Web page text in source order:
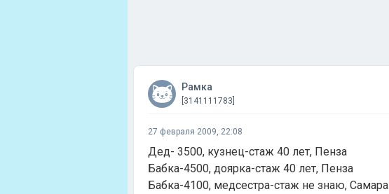
Рамка
[3141111783]
27 февраля 2009, 22:08
Дед- 3500, кузнец-стаж 40 лет, Пенза
Бабка-4500, доярка-стаж 40 лет, Пенза
Бабка-4100, медсестра-стаж не знаю, Самара